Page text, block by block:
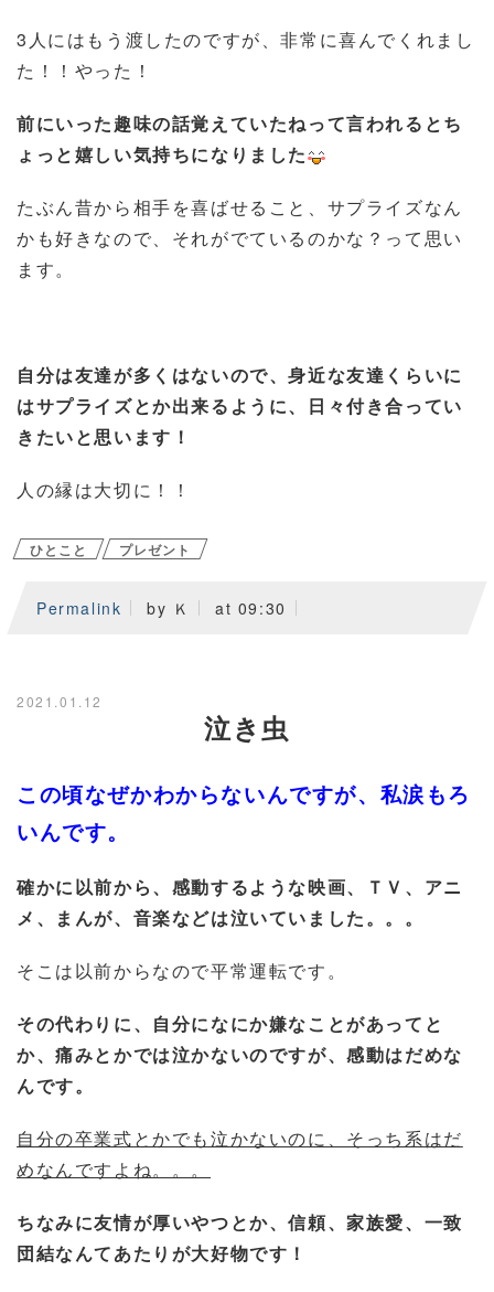
3人にはもう渡したのですが、非常に喜んでくれまし
た！！やった！
前にいった趣味の話覚えていたねって言われるとち
ょっと嬉しい気持ちになりました
たぶん昔から相手を喜ばせること、サプライズなん
かも好きなので、それがでているのかな？って思い
ます。
自分は友達が多くはないので、身近な友達くらいに
はサプライズとか出来るように、日々付き合ってい
きたいと思います！
人の縁は大切に！！
ひとこと プレゼント
Permalink by Ｋ at 09:30
2021.01.12
泣き虫
この頃なぜかわからないんですが、私涙もろ
いんです。
確かに以前から、感動するような映画、ＴＶ、アニ
メ、まんが、音楽などは泣いていました。。。
そこは以前からなので平常運転です。
その代わりに、自分になにか嫌なことがあってと
か、痛みとかでは泣かないのですが、感動はだめな
んです。
自分の卒業式とかでも泣かないのに、そっち系はだ
めなんですよね。。。
ちなみに友情が厚いやつとか、信頼、家族愛、一致
団結なんてあたりが大好物です！